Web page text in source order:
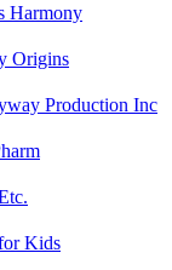
Harmony
Origins
Production Inc
Kids